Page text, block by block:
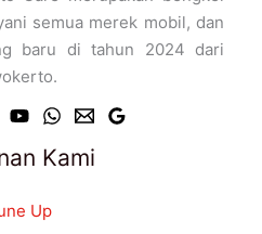
semua merek mobil, dan
baru di tahun 2024 dari
Kami
Up